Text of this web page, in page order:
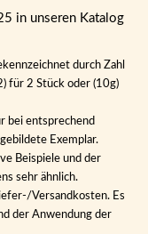
in unseren Katalog
durch Zahl
für 2 Stück oder (10g)
bei entsprechend
Exemplar.
Beispiele und der
sehr ähnlich.
Versandkosten. Es
der Anwendung der